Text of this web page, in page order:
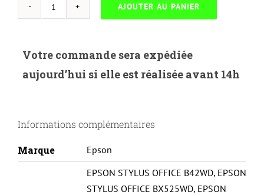
quantité
E-
130Y-
B42/BX525/625/925-
Y
AJOUTER AU PANIER
Votre commande sera expédiée
aujourd’hui si elle est réalisée avant 14h
Informations complémentaires
Marque Epson
EPSON STYLUS OFFICE B42WD, EPSON
STYLUS OFFICE BX525WD, EPSON